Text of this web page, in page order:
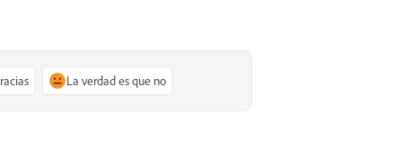
La verdad es que no